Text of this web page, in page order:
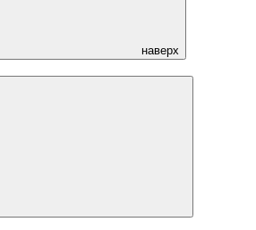
наверх